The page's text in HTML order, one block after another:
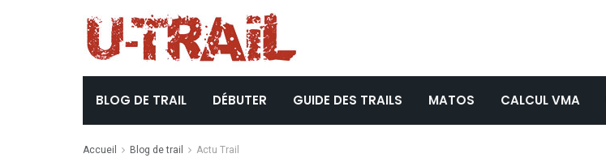
BLOG DE TRAIL DÉBUTER GUIDE DES TRAILS MATOS CALCUL VMA
Accueil Blog de trail Actu Trail